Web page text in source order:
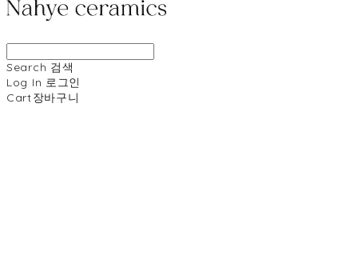
Search 검색
Log In 로그인
Cart장바구니